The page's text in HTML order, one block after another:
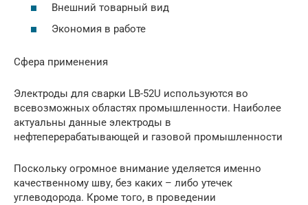
Внешний товарный вид
Экономия в работе
Сфера применения
Электроды для сварки LB-52U используются во
всевозможных областях промышленности. Наиболее
актуальны данные электроды в
нефтеперерабатывающей и газовой промышленности
Поскольку огромное внимание уделяется именно
качественному шву, без каких – либо утечек
углеводорода. Кроме того, в проведении